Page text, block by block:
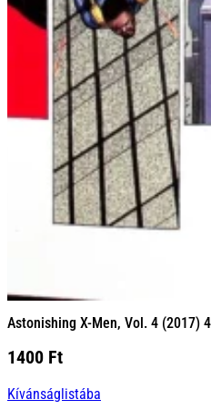
Astonishing X-Men, Vol. 4 (2017)
1400 Ft
Kívánságlistába